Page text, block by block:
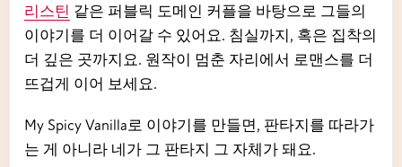
리스틴 같은 퍼블릭 도메인 커플을 바탕으로 그들의
이야기를 더 이어갈 수 있어요. 침실까지, 혹은 집착의
더 깊은 곳까지요. 원작이 멈춘 자리에서 로맨스를 더
뜨겁게 이어 보세요.
My Spicy Vanilla로 이야기를 만들면, 판타지를 따라가
는 게 아니라 네가 그 판타지 그 자체가 돼요.